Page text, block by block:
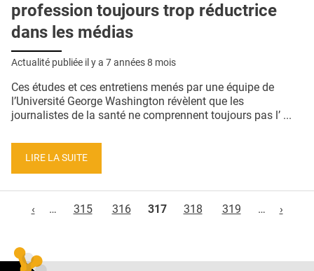
profession toujours trop réductrice
dans les médias
Actualité publiée il y a 7 années 8 mois
Ces études et ces entretiens menés par une équipe de
l’Université George Washington révèlent que les
journalistes de la santé ne comprennent toujours pas l’ ...
LIRE LA SUITE
‹
… 315 316 317 318 319 … ›